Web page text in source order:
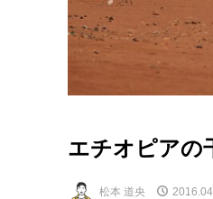
エチオピアの
松本 道央